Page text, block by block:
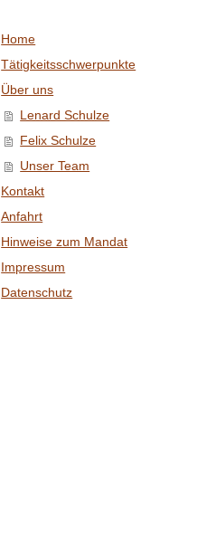
Home
Tätigkeitsschwerpunkte
Über uns
Lenard Schulze
Felix Schulze
Unser Team
Kontakt
Anfahrt
Hinweise zum Mandat
Impressum
Datenschutz